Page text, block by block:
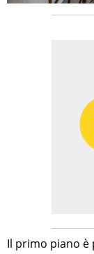
Il primo piano è